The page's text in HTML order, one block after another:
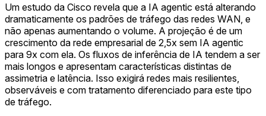
Um estudo da Cisco revela que a IA agentic está alterando
dramaticamente os padrões de tráfego das redes WAN, e
não apenas aumentando o volume. A projeção é de um
crescimento da rede empresarial de 2,5x sem IA agentic
para 9x com ela. Os fluxos de inferência de IA tendem a ser
mais longos e apresentam características distintas de
assimetria e latência. Isso exigirá redes mais resilientes,
observáveis e com tratamento diferenciado para este tipo
de tráfego.